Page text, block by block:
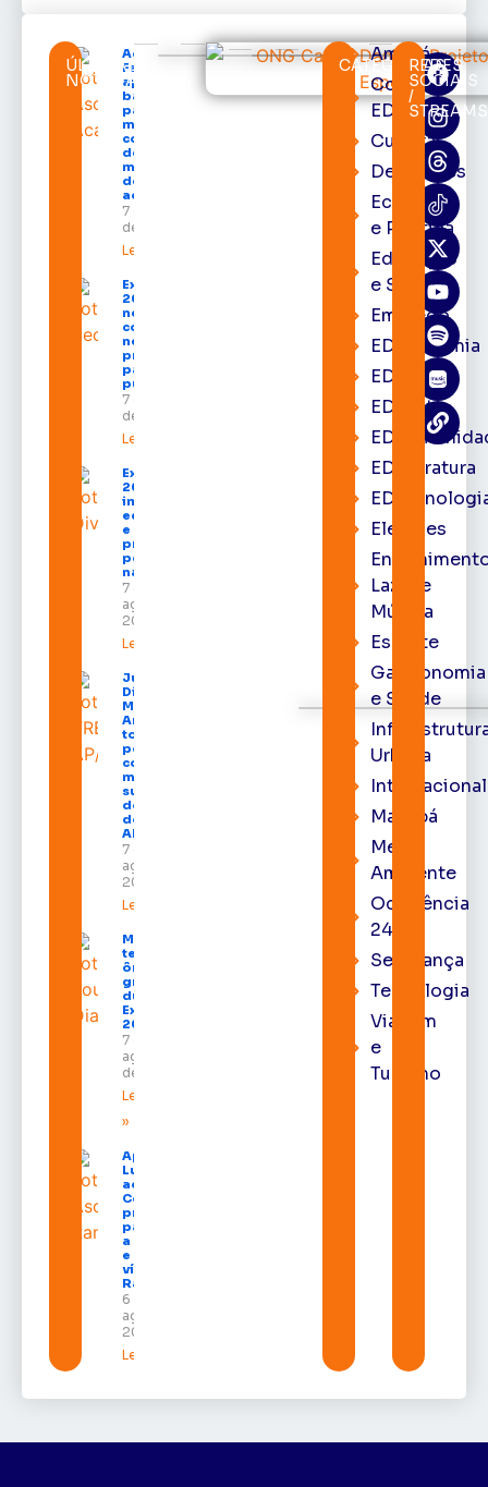
ÚLTIMAS
NOTÍCIAS
Acácio
Favacho
apresenta
balanço
parcial do
mandato
com mais
de R$ 668
milhões
destinados
ao Amapá
7 de agosto
de 2026
Leia mais »
Expofeira
2026 começa
neste sábado
com shows,
negócios e
programação
para todos os
públicos
7 de agosto
de 2026
Leia mais »
Expofeira
2026
impulsiona
economia
e aumenta
procura
por hotéis
na capital
7 de
agosto de
2026
Leia mais »
Juiz
Diego
Moura de
Araújo
toma
posse
como
membro
substituto
do Pleno
do TRE-
AP
7 de
agosto de
2026
Leia mais »
Macapá
terá
ônibus
gratuitos
durante a
Expofeira
2026
7 de
agosto
de 2026
Leia mais
»
Após veto,
Lula envia
ao
Congresso
projeto
para criar
a UNIFRON
e grava
vídeo para
Randolfe
6 de
agosto de
2026
Leia mais »
CATEGORIAS
Amapá
Cortes
EDcast
Cultura
Destaques
Economia
e Política
Educação
e Saúde
Emprego
EDacademia
EDbrasília
EDcast
EDliteratura
Eleições
Lazer e
Música
Esporte
Gastronomia
e Saúde
Urbana
Internacional
Macapá
Meio
Ambiente
Ocorrência
24h
Segurança
Tecnologia
Viagem
e
Turismo
REDES
SOCIAIS
/
STREAMS